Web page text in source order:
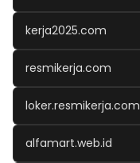
kerja2025.com
resmikerja.com
loker.resmikerja.com
alfamart.web.id